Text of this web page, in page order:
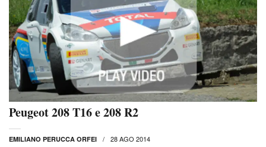
Peugeot 208 T16 e 208 R2
EMILIANO PERUCCA ORFEI 28 AGO 2014